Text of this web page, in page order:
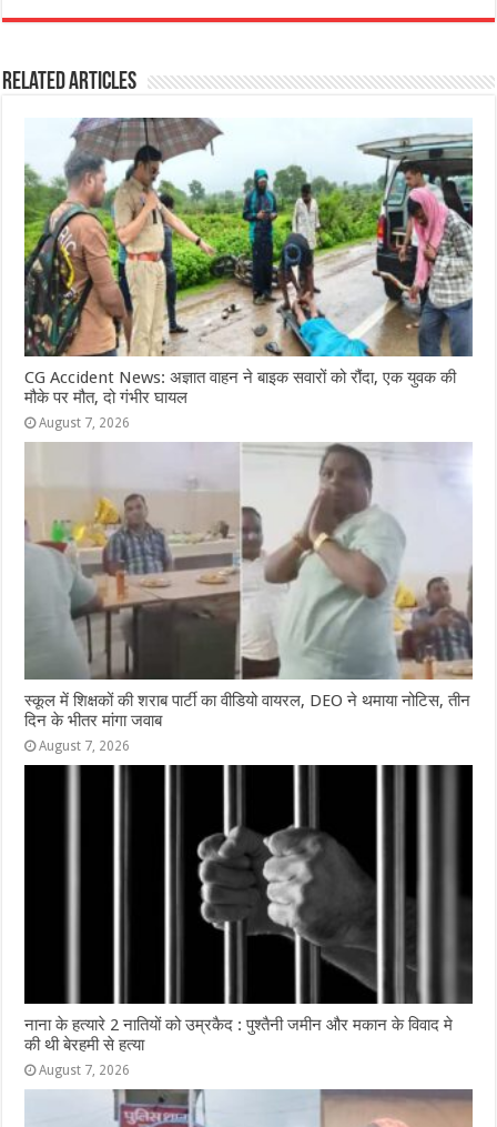
c
e
b
o
o
k
at
s
A
p
p
ss
n
g
e
r
itt
r
e
ra
ar
Related Articles
CG Accident News: अज्ञात वाहन ने बाइक सवारों को रौंदा, एक युवक की
मौके पर मौत, दो गंभीर घायल
August 7, 2026
स्कूल में शिक्षकों की शराब पार्टी का वीडियो वायरल, DEO ने थमाया नोटिस, तीन
दिन के भीतर मांगा जवाब
August 7, 2026
नाना के हत्यारे 2 नातियों को उम्रकैद : पुश्तैनी जमीन और मकान के विवाद मे
की थी बेरहमी से हत्या
August 7, 2026